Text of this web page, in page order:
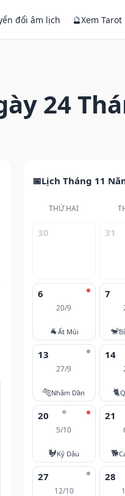
đổi âm lịch 🔮Xem Tarot
24
Lịch Tháng 11
THỨ HAI
30 31
6
20/9
🐐Ất Mùi
7
🐒
13
27/9
🐅Nhâm Dần
14
🐈
⭐
20
5/10
🐓Kỷ Dậu
21
🐕
27
12/10
28